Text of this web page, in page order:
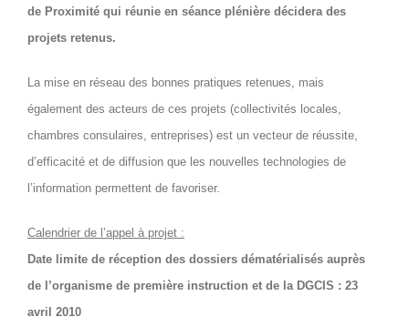
de Proximité qui réunie en séance plénière décidera des
projets retenus.
La mise en réseau des bonnes pratiques retenues, mais
également des acteurs de ces projets (collectivités locales,
chambres consulaires, entreprises) est un vecteur de réussite,
d’efficacité et de diffusion que les nouvelles technologies de
l’information permettent de favoriser.
Calendrier de l’appel à projet :
Date limite de réception des dossiers dématérialisés auprès
de l’organisme de première instruction et de la DGCIS : 23
avril 2010